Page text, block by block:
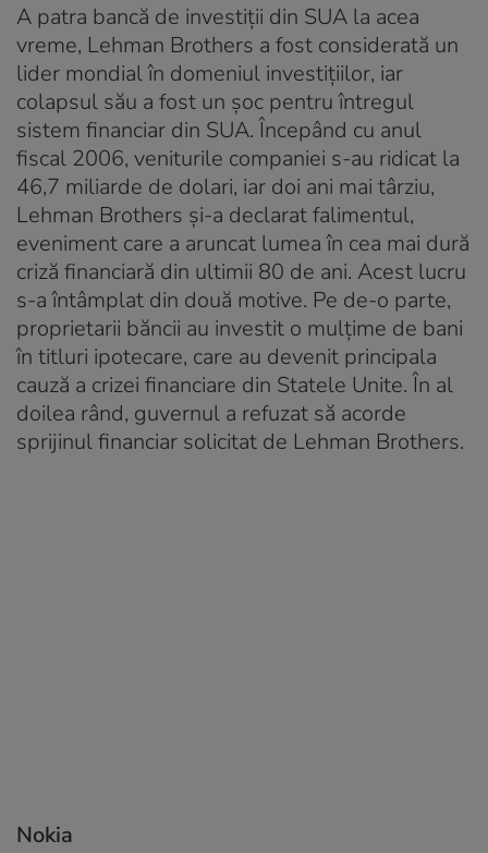
A patra bancă de investiţii din SUA la acea
vreme, Lehman Brothers a fost considerată un
lider mondial în domeniul investițiilor, iar
colapsul său a fost un șoc pentru întregul
sistem financiar din SUA. Începând cu anul
fiscal 2006, veniturile companiei s-au ridicat la
46,7 miliarde de dolari, iar doi ani mai târziu,
Lehman Brothers și-a declarat falimentul,
eveniment care a aruncat lumea în cea mai dură
criză financiară din ultimii 80 de ani. Acest lucru
s-a întâmplat din două motive. Pe de-o parte,
proprietarii băncii au investit o mulțime de bani
în titluri ipotecare, care au devenit principala
cauză a crizei financiare din Statele Unite. În al
doilea rând, guvernul a refuzat să acorde
sprijinul financiar solicitat de Lehman Brothers.
Nokia